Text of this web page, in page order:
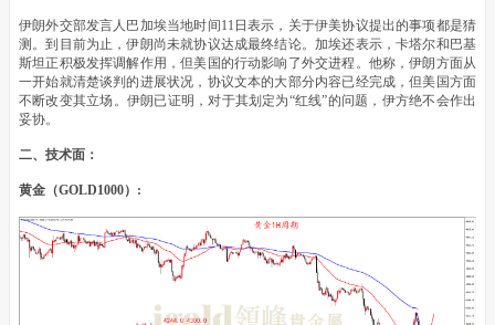
伊朗外交部发言人巴加埃当地时间11日表示，关于伊美协议提出的事项都是猜
测。到目前为止，伊朗尚未就协议达成最终结论。加埃还表示，卡塔尔和巴基
斯坦正积极发挥调解作用，但美国的行动影响了外交进程。他称，伊朗方面从
一开始就清楚谈判的进展状况，协议文本的大部分内容已经完成，但美国方面
不断改变其立场。伊朗已证明，对于其划定为“红线”的问题，伊方绝不会作出
妥协。
二、技术面：
黄金（GOLD1000）: